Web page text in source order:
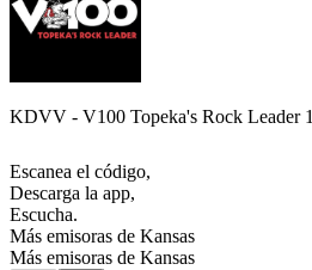
KDVV - V100 Topeka's Rock Leader
Escanea el código,
Descarga la app,
Escucha.
Más emisoras de Kansas
Más emisoras de Kansas